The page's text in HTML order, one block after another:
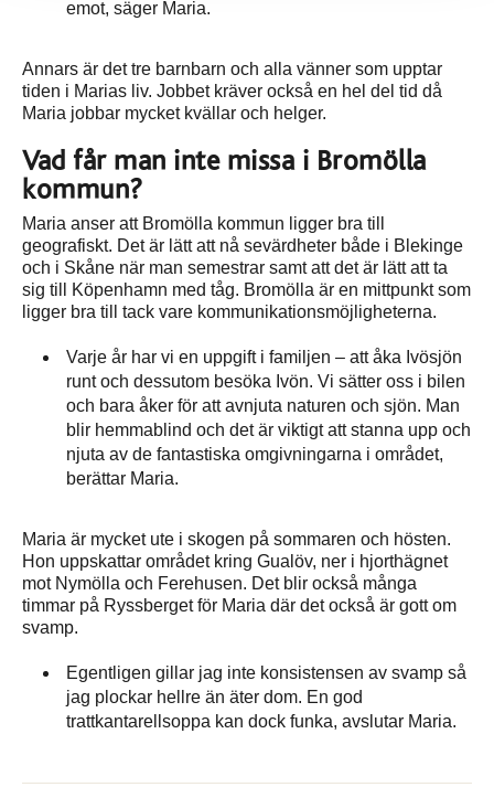
emot, säger Maria.
Annars är det tre barnbarn och alla vänner som upptar
tiden i Marias liv. Jobbet kräver också en hel del tid då
Maria jobbar mycket kvällar och helger.
Vad får man inte missa i Bromölla
kommun?
Maria anser att Bromölla kommun ligger bra till
geografiskt. Det är lätt att nå sevärdheter både i Blekinge
och i Skåne när man semestrar samt att det är lätt att ta
sig till Köpenhamn med tåg. Bromölla är en mittpunkt som
ligger bra till tack vare kommunikationsmöjligheterna.
Varje år har vi en uppgift i familjen – att åka Ivösjön
runt och dessutom besöka Ivön. Vi sätter oss i bilen
och bara åker för att avnjuta naturen och sjön. Man
blir hemmablind och det är viktigt att stanna upp och
njuta av de fantastiska omgivningarna i området,
berättar Maria.
Maria är mycket ute i skogen på sommaren och hösten.
Hon uppskattar området kring Gualöv, ner i hjorthägnet
mot Nymölla och Ferehusen. Det blir också många
timmar på Ryssberget för Maria där det också är gott om
svamp.
Egentligen gillar jag inte konsistensen av svamp så
jag plockar hellre än äter dom. En god
trattkantarellsoppa kan dock funka, avslutar Maria.